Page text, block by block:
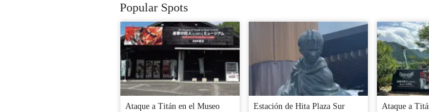
Popular Spots
Ataque a Titán en el Museo
Estación de Hita Plaza Sur
Ataque a